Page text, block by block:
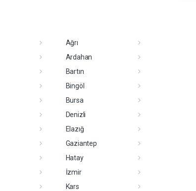
Ağrı
Ardahan
Bartın
Bingöl
Bursa
Denizli
Elazığ
Gaziantep
Hatay
İzmir
Kars